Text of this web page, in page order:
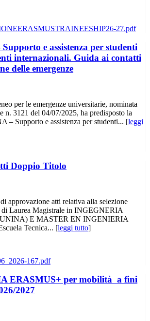
e assistenza per studenti
internazionali. Guida ai contatti
delle emergenze
per le emergenze universitarie, nominata
n. 3121 del 04/07/2025, ha predisposto la
– Supporto e assistenza per studenti... [leggi
Doppio Titolo
approvazione atti relativa alla selezione
Laurea Magistrale in INGEGNERIA
E MASTER EN INGENIERIA
Tecnica... [leggi tutto]
ERASMUS+ per mobilità a fini
2027